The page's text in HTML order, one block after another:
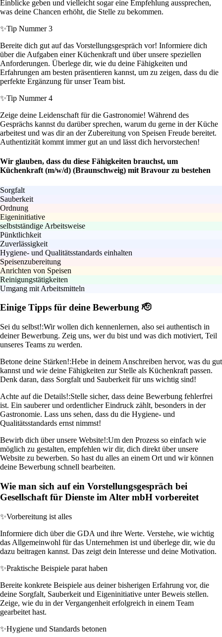
Einblicke geben und vielleicht sogar eine Empfehlung aussprechen,
was deine Chancen erhöht, die Stelle zu bekommen.
✨Tip Nummer 3
Bereite dich gut auf das Vorstellungsgespräch vor! Informiere dich
über die Aufgaben einer Küchenkraft und über unsere speziellen
Anforderungen. Überlege dir, wie du deine Fähigkeiten und
Erfahrungen am besten präsentieren kannst, um zu zeigen, dass du die
perfekte Ergänzung für unser Team bist.
✨Tip Nummer 4
Zeige deine Leidenschaft für die Gastronomie! Während des
Gesprächs kannst du darüber sprechen, warum du gerne in der Küche
arbeitest und was dir an der Zubereitung von Speisen Freude bereitet.
Authentizität kommt immer gut an und lässt dich hervorstechen!
Wir glauben, dass du diese Fähigkeiten brauchst, um
Küchenkraft (m/w/d) (Braunschweig) mit Bravour zu bestehen
Sorgfalt
Sauberkeit
Ordnung
Eigeninitiative
selbstständige Arbeitsweise
Pünktlichkeit
Zuverlässigkeit
Hygiene- und Qualitätsstandards einhalten
Speisenzubereitung
Anrichten von Speisen
Reinigungstätigkeiten
Umgang mit Arbeitsmitteln
Einige Tipps für deine Bewerbung 🫡
Sei du selbst!:Wir wollen dich kennenlernen, also sei authentisch in
deiner Bewerbung. Zeig uns, wer du bist und was dich motiviert, Teil
unseres Teams zu werden.
Betone deine Stärken!:Hebe in deinem Anschreiben hervor, was du gut
kannst und wie deine Fähigkeiten zur Stelle als Küchenkraft passen.
Denk daran, dass Sorgfalt und Sauberkeit für uns wichtig sind!
Achte auf die Details!:Stelle sicher, dass deine Bewerbung fehlerfrei
ist. Ein sauberer und ordentlicher Eindruck zählt, besonders in der
Gastronomie. Lass uns sehen, dass du die Hygiene- und
Qualitätsstandards ernst nimmst!
Bewirb dich über unsere Website!:Um den Prozess so einfach wie
möglich zu gestalten, empfehlen wir dir, dich direkt über unsere
Website zu bewerben. So hast du alles an einem Ort und wir können
deine Bewerbung schnell bearbeiten.
Wie man sich auf ein Vorstellungsgespräch bei
Gesellschaft für Dienste im Alter mbH vorbereitet
✨Vorbereitung ist alles
Informiere dich über die GDA und ihre Werte. Verstehe, wie wichtig
das Allgemeinwohl für das Unternehmen ist und überlege dir, wie du
dazu beitragen kannst. Das zeigt dein Interesse und deine Motivation.
✨Praktische Beispiele parat haben
Bereite konkrete Beispiele aus deiner bisherigen Erfahrung vor, die
deine Sorgfalt, Sauberkeit und Eigeninitiative unter Beweis stellen.
Zeige, wie du in der Vergangenheit erfolgreich in einem Team
gearbeitet hast.
✨Hygiene und Standards betonen